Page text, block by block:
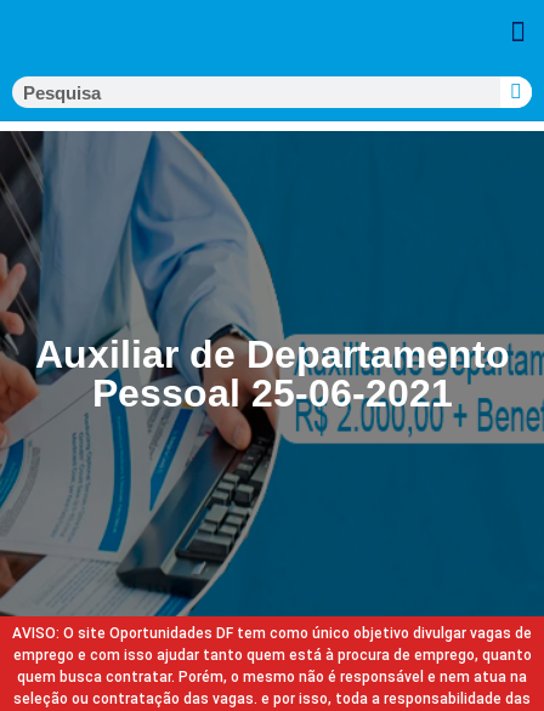
Auxiliar de Departamento
Pessoal 25-06-2021
AVISO: O site Oportunidades DF tem como único objetivo divulgar vagas de
emprego e com isso ajudar tanto quem está à procura de emprego, quanto
quem busca contratar. Porém, o mesmo não é responsável e nem atua na
seleção ou contratação das vagas. e por isso, toda a responsabilidade das